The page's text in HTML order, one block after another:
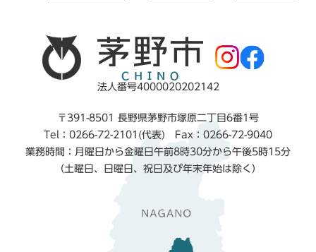
法人番号4000020202142
〒391-8501 長野県茅野市塚原二丁目6番1号
Tel：0266-72-2101(代表) Fax：0266-72-9040
業務時間：月曜日から金曜日午前8時30分から午後5時15分
（土曜日、日曜日、祝日及び年末年始は除く）